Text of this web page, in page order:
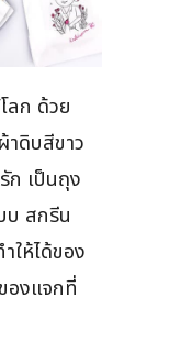
ลก ด้วย
าดิบสีขาว
ก เป็นถุง
สกรีน
ให้ได้ของ
องแจกที่